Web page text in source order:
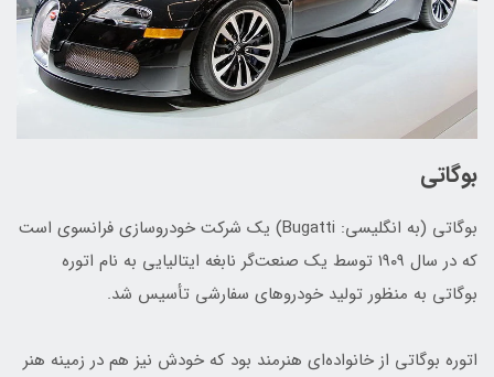
بوگاتی
بوگاتی (به انگلیسی: Bugatti) یک شرکت خودروسازی فرانسوی است
که در سال ۱۹۰۹ توسط یک صنعت‌گر نابغه ایتالیایی به نام اتوره
بوگاتی به منظور تولید خودروهای سفارشی تأسیس شد.
اتوره بوگاتی از خانواده‌ای هنرمند بود که خودش نیز هم در زمینه هنر